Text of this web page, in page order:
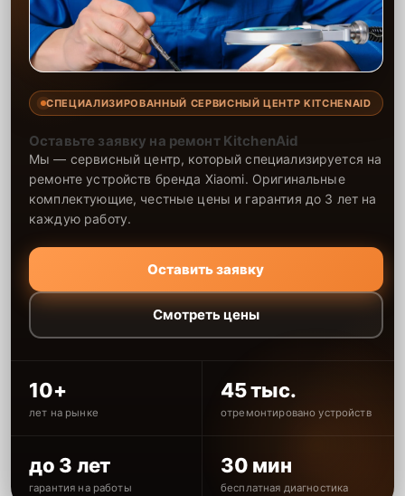
СПЕЦИАЛИЗИРОВАННЫЙ СЕРВИСНЫЙ ЦЕНТР KITCHENAID
Оставьте заявку на ремонт KitchenAid
Мы — сервисный центр, который специализируется на
ремонте устройств бренда Xiaomi. Оригинальные
комплектующие, честные цены и гарантия до 3 лет на
каждую работу.
Оставить заявку
Смотреть цены
10+
лет на рынке
45 тыс.
отремонтировано устройств
до 3 лет
гарантия на работы
30 мин
бесплатная диагностика